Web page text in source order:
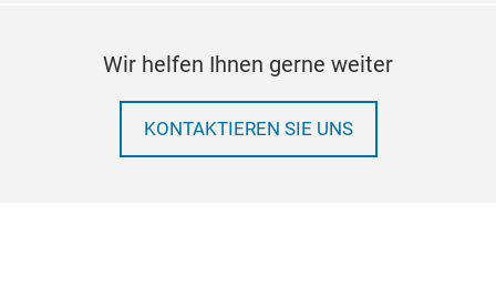
Wir helfen Ihnen gerne weiter
KONTAKTIEREN SIE UNS